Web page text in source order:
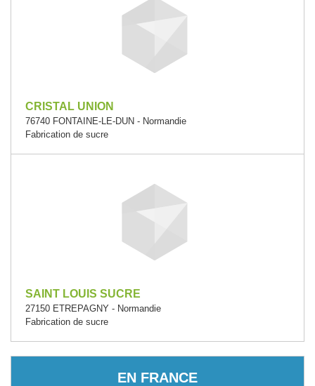
CRISTAL UNION
76740 FONTAINE-LE-DUN - Normandie
Fabrication de sucre
SAINT LOUIS SUCRE
27150 ETREPAGNY - Normandie
Fabrication de sucre
EN FRANCE